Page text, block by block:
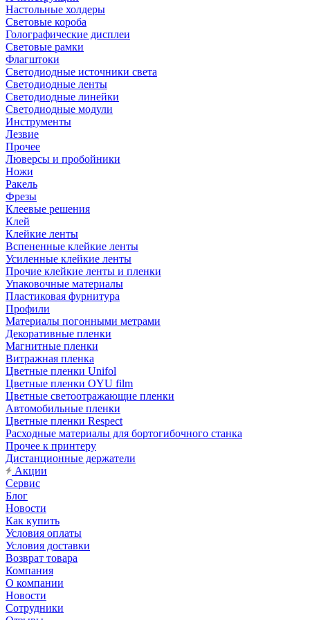
Настольные холдеры
Световые короба
Голографические дисплеи
Световые рамки
Флагштоки
Светодиодные источники света
Светодиодные ленты
Светодиодные линейки
Светодиодные модули
Инструменты
Лезвие
Прочее
Люверсы и пробойники
Ножи
Ракель
Фрезы
Клеевые решения
Клей
Клейкие ленты
Вспененные клейкие ленты
Усиленные клейкие ленты
Прочие клейкие ленты и пленки
Упаковочные материалы
Пластиковая фурнитура
Профили
Материалы погонными метрами
Декоративные пленки
Магнитные пленки
Витражная пленка
Цветные пленки Unifol
Цветные пленки OYU film
Цветные светоотражающие пленки
Автомобильные пленки
Цветные пленки Respect
Расходные материалы для бортогибочного станка
Прочее к принтеру
Дистанционные держатели
Акции
Сервис
Блог
Новости
Как купить
Условия оплаты
Условия доставки
Возврат товара
Компания
О компании
Новости
Сотрудники